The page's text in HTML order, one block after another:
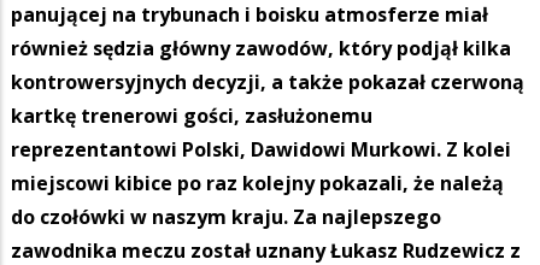
panującej na trybunach i boisku atmosferze miał
również sędzia główny zawodów, który podjął kilka
kontrowersyjnych decyzji, a także pokazał czerwoną
kartkę trenerowi gości, zasłużonemu
reprezentantowi Polski, Dawidowi Murkowi. Z kolei
miejscowi kibice po raz kolejny pokazali, że należą
do czołówki w naszym kraju. Za najlepszego
zawodnika meczu został uznany Łukasz Rudzewicz z